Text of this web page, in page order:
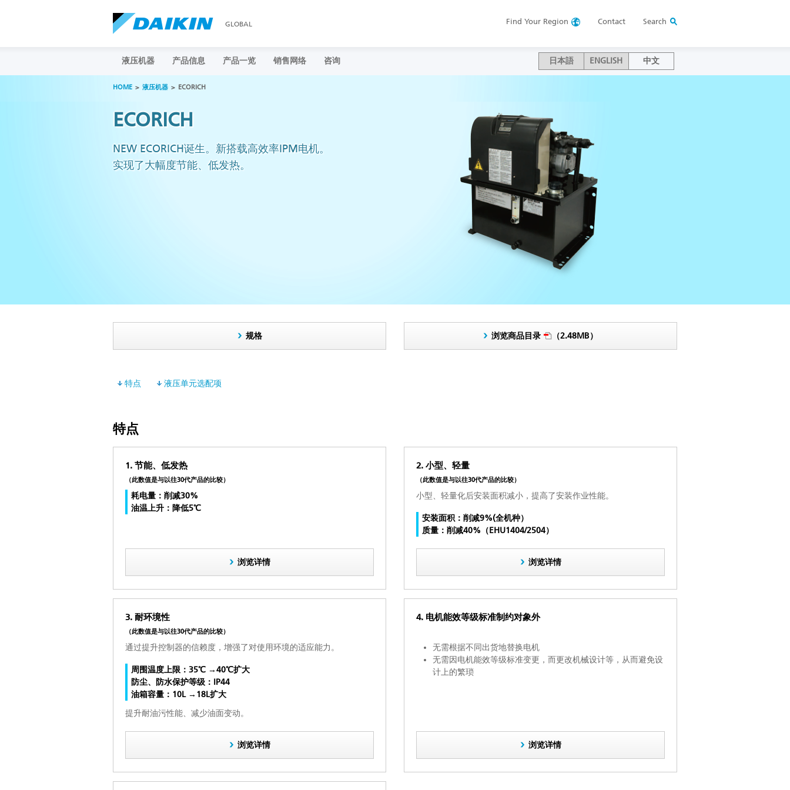
GLOBAL Find Your Region Contact Search
液压机器 产品信息 产品一览 销售网络 咨询 日本語 ENGLISH 中文
HOME 液压机器 ECORICH
ECORICH
NEW ECORICH诞生。新搭载高效率IPM电机。
实现了大幅度节能、低发热。
规格 浏览商品目录 （2.48MB）
特点 液压单元选配项
特点
1. 节能、低发热
（此数值是与以往30代产品的比较）
耗电量：削减30%
油温上升：降低5℃
浏览详情
2. 小型、轻量
（此数值是与以往30代产品的比较）
小型、轻量化后安装面积减小，提高了安装作业性能。
安装面积：削减9%(全机种）
质量：削减40%（EHU1404/2504）
浏览详情
3. 耐环境性
（此数值是与以往30代产品的比较）
通过提升控制器的信赖度，增强了对使用环境的适应能力。
周围温度上限：35℃ →40℃扩大
防尘、防水保护等级：IP44
油箱容量：10L →18L扩大
提升耐油污性能、减少油面变动。
浏览详情
4. 电机能效等级标准制约对象外
无需根据不同出货地替换电机
无需因电机能效等级标准变更，而更改机械设计等，从而避免设
计上的繁琐
浏览详情